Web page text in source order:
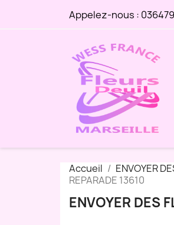
Appelez-nous :
Accueil ENVOYER
REPARADE 13610
ENVOYER DES